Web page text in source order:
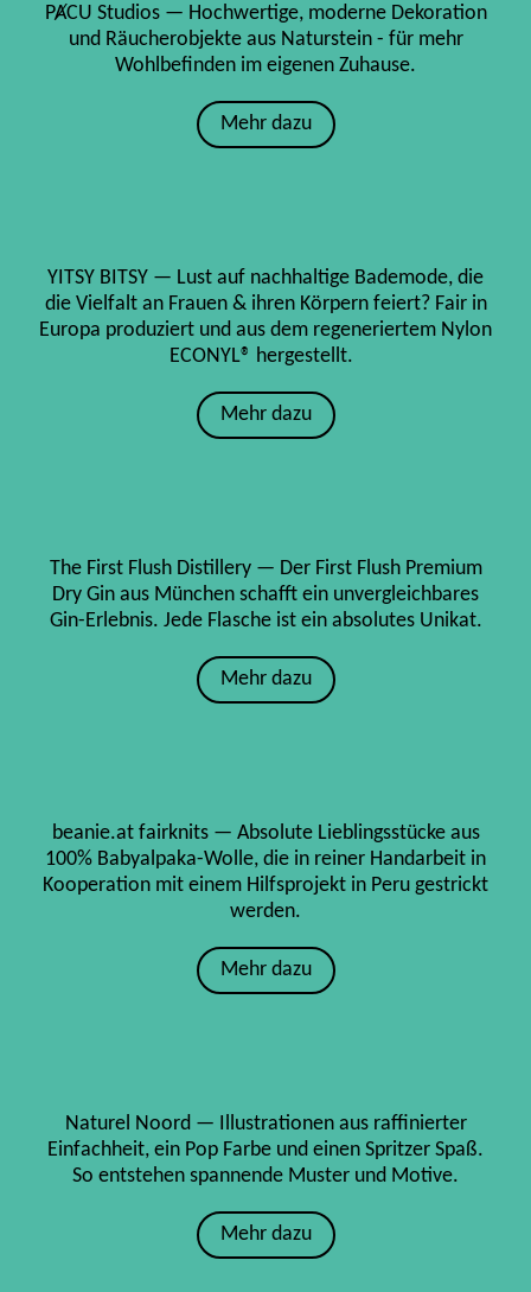
PȺCU Studios — Hochwertige, moderne Dekoration
und Räucherobjekte aus Naturstein - für mehr
Wohlbefinden im eigenen Zuhause.
Mehr dazu
YITSY BITSY — Lust auf nachhaltige Bademode, die
die Vielfalt an Frauen & ihren Körpern feiert? Fair in
Europa produziert und aus dem regeneriertem Nylon
ECONYL® hergestellt.
Mehr dazu
The First Flush Distillery — Der First Flush Premium
Dry Gin aus München schafft ein unvergleichbares
Gin-Erlebnis. Jede Flasche ist ein absolutes Unikat.
Mehr dazu
beanie.at fairknits — Absolute Lieblingsstücke aus
100% Babyalpaka-Wolle, die in reiner Handarbeit in
Kooperation mit einem Hilfsprojekt in Peru gestrickt
werden.
Mehr dazu
Naturel Noord — Illustrationen aus raffinierter
Einfachheit, ein Pop Farbe und einen Spritzer Spaß.
So entstehen spannende Muster und Motive.
Mehr dazu